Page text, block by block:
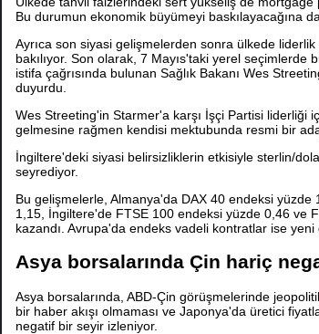
Bu durumun ekonomik büyümeyi baskılayacağına
Ayrıca son siyasi gelişmelerden sonra ülkede liderlik
bakılıyor. Son olarak, 7 Mayıs'taki yerel
istifa çağrısında bulunan Sağlık Bakanı Wes
duyurdu.
Wes Streeting'in Starmer'a karşı İşçi Partisi liderliği
gelmesine rağmen kendisi mektubunda resmi bir
İngiltere'deki siyasi belirsizliklerin etkisiyle sterlin/
seyrediyor.
Bu gelişmelerle, Almanya'da DAX 40 endeksi
1,15, İngiltere'de FTSE 100 endeksi yüzde 0,46 ve
kazandı. Avrupa'da endeks vadeli kontratlar ise yeni
Asya borsalarında Çin hariç
Asya borsalarında, ABD-Çin görüşmelerinde
bir haber akışı olmaması ve Japonya'da üretici
negatif bir seyir izleniyor.